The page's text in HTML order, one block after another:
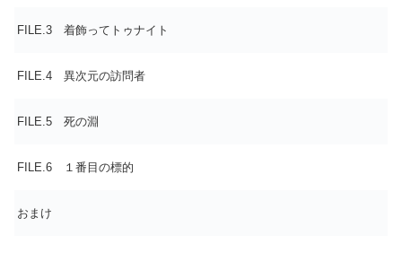
FILE.3 着飾ってトゥナイト
FILE.4 異次元の訪問者
FILE.5 死の淵
FILE.6 １番目の標的
おまけ